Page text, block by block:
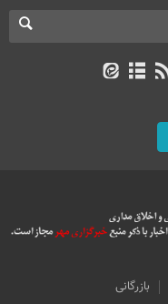
بازرگانی